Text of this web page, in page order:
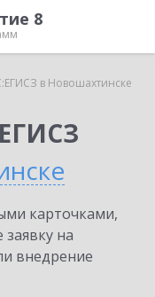
8
в Новошахтинске
карточками,
на
внедрение